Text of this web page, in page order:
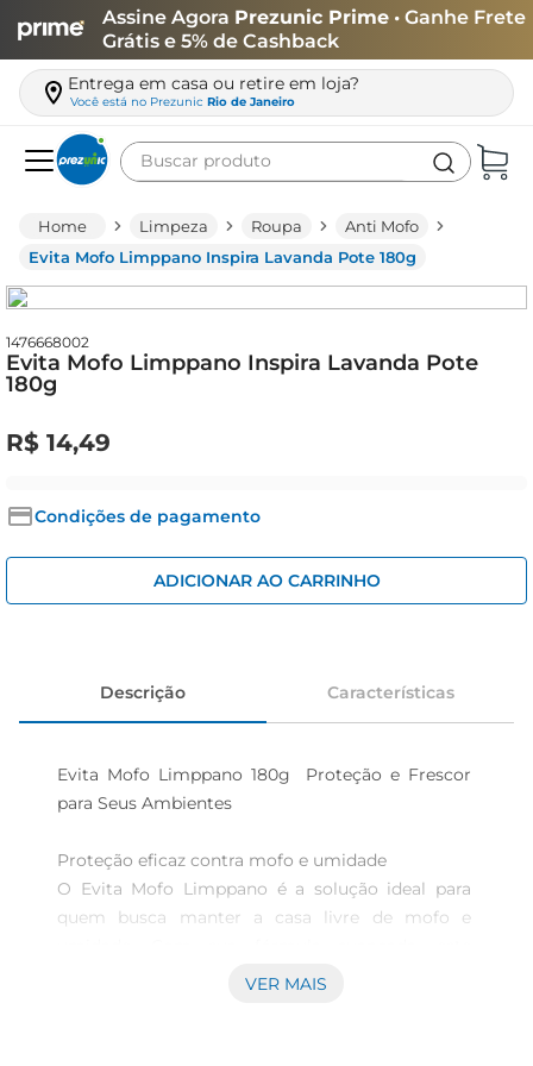
Assine Agora Prezunic Prime • Ganhe Frete
Grátis e 5% de Cashback
Entrega em casa ou retire em loja?
Você está no Prezunic Rio de Janeiro
Buscar produto
Limpeza Roupa
Anti Mofo
Evita Mofo Limppano Inspira Lavanda Pote 180g
1476668002
Evita Mofo Limppano Inspira Lavanda Pote
180g
R$ 14,49
Condições de pagamento
ADICIONAR AO CARRINHO
Descrição Características
Evita Mofo Limppano 180g  Proteção e Frescor
para Seus Ambientes
Proteção eficaz contra mofo e umidade
O Evita Mofo Limppano é a solução ideal para
quem busca manter a casa livre de mofo e
produto de 180g atua de forma eficaz, criando
VER MAIS
leite
queijo
azeite
iogurte
papel higiênico